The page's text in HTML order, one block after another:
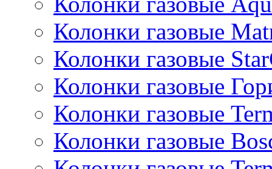
Колонки газовые
Колонки газовые
Колонки газовые
Колонки газовые
Колонки газовые